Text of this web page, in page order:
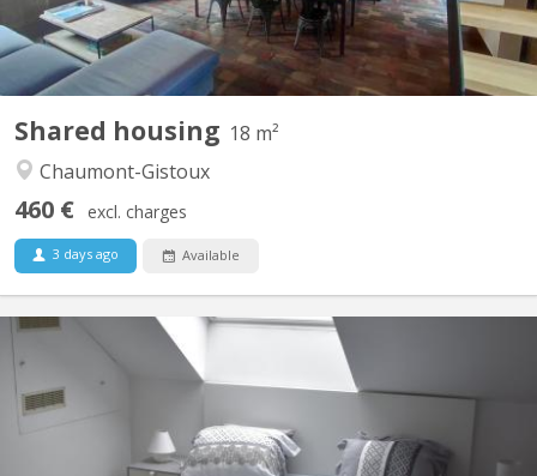
Shared housing 18 m²
Chaumont-Gistoux
460 € excl. charges
3 days ago Available
maison bourgeoise 3 niveaux : au rez le propriétaire colocataire,
au 1er et 2ème colocataires étudiants 230 m2 à disposition!! , 4
ch au 1er, 2 salles de bain , une salle de douche , 2 wc, au 2 ème
, 3 chambres 1 salle de douche wc et lavabo, un Grand, d living 2